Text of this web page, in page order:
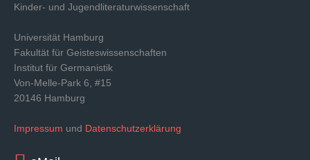
Kinder- und Jugendliteraturwissenschaft
Universität Hamburg
Fakultät für Geisteswissenschaften
Institut für Germanistik
Von-Melle-Park 6, #15
20146 Hamburg
Impressum und Datenschutzerklärung